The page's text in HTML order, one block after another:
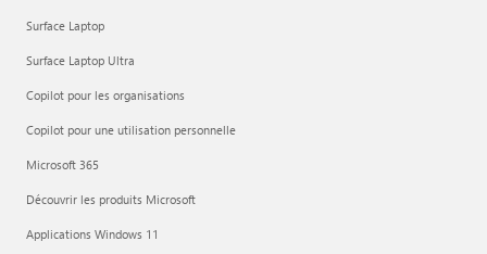
Surface Laptop
Surface Laptop Ultra
Copilot pour les organisations
Copilot pour une utilisation personnelle
Microsoft 365
Découvrir les produits Microsoft
Applications Windows 11